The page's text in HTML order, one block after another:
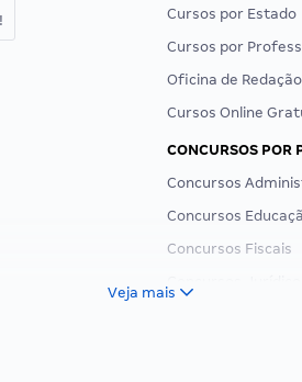
Cursos por Estado
Cursos por
Oficina de Redação
Cursos Online
CONCURSOS POR
Concursos
Concursos
Concursos Fiscais
Veja mais